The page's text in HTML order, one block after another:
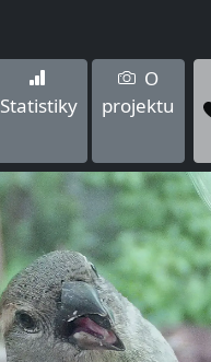
Statistiky
O
projektu